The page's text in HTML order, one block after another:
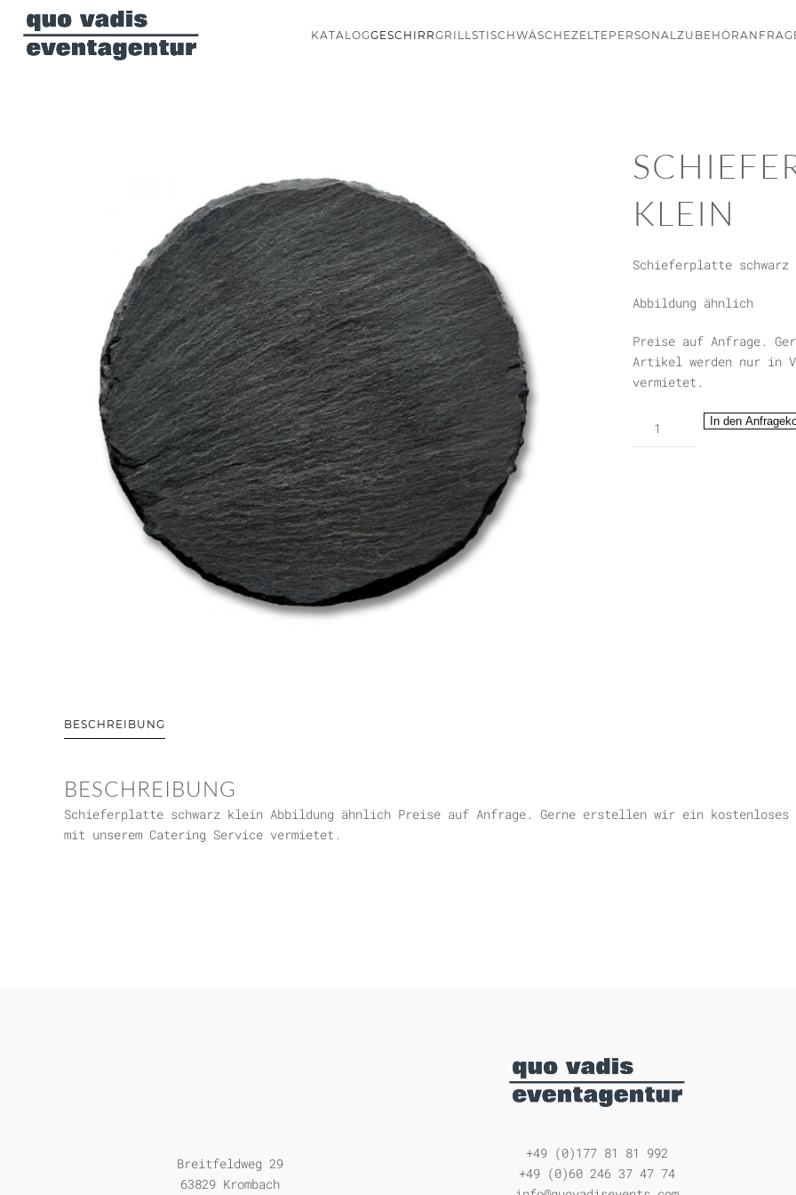
Skip to main content
KATALOGGESCHIRRGRILLSTISCHWÄSCHEZELTEPERSONALZUBEHÖR
KLEIN
Schieferplatte
Abbildung ähnlich
Preise auf Anfrage.
Artikel werden nur in
vermietet.
Schieferplatte
In den
BESCHREIBUNG
BESCHREIBUNG
Schieferplatte schwarz klein Abbildung ähnlich Preise auf Anfrage. Gerne erstellen wir ein
mit unserem Catering Service vermietet.
Breitfeldweg 29
63829 Krombach
+49 (0)177 81 81 992
+49 (0)60 246 37 47 74